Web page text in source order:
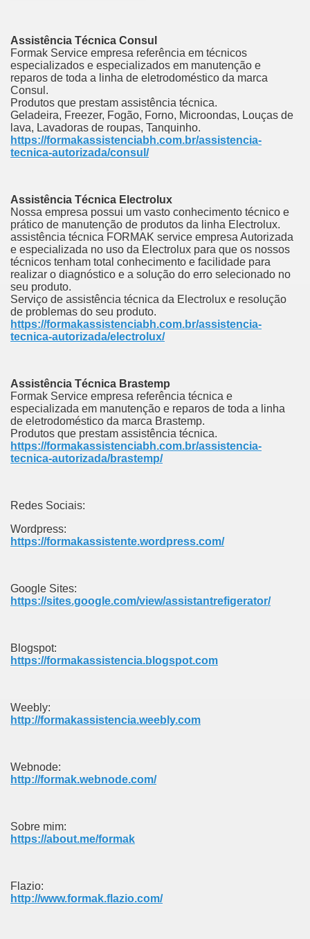
Assistência Técnica Consul
Formak Service empresa referência em técnicos
especializados e especializados em manutenção e
reparos de toda a linha de eletrodoméstico da marca
Consul.
Produtos que prestam assistência técnica.
Geladeira, Freezer, Fogão, Forno, Microondas, Louças de
lava, Lavadoras de roupas, Tanquinho.
https://formakassistenciabh.com.br/assistencia-
tecnica-autorizada/consul/
Assistência Técnica Electrolux
Nossa empresa possui um vasto conhecimento técnico e
prático de manutenção de produtos da linha Electrolux.
assistência técnica FORMAK service empresa Autorizada
e especializada no uso da Electrolux para que os nossos
técnicos tenham total conhecimento e facilidade para
realizar o diagnóstico e a solução do erro selecionado no
seu produto.
Serviço de assistência técnica da Electrolux e resolução
de problemas do seu produto.
https://formakassistenciabh.com.br/assistencia-
tecnica-autorizada/electrolux/
Assistência Técnica Brastemp
Formak Service empresa referência técnica e
especializada em manutenção e reparos de toda a linha
de eletrodoméstico da marca Brastemp.
Produtos que prestam assistência técnica.
https://formakassistenciabh.com.br/assistencia-
tecnica-autorizada/brastemp/
Redes Sociais:
Wordpress:
https://formakassistente.wordpress.com/
Google Sites:
https://sites.google.com/view/assistantrefigerator/
Blogspot:
https://formakassistencia.blogspot.com
Weebly:
http://formakassistencia.weebly.com
Webnode:
http://formak.webnode.com/
Sobre mim:
https://about.me/formak
Flazio:
http://www.formak.flazio.com/